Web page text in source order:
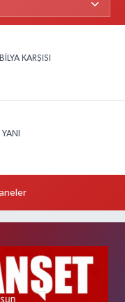
KARŞISI